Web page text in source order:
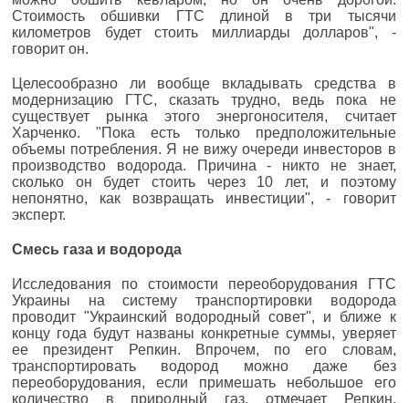
Стоимость обшивки ГТС длиной в три тысячи
километров будет стоить миллиарды долларов", -
говорит он.
Целесообразно ли вообще вкладывать средства в
модернизацию ГТС, сказать трудно, ведь пока не
существует рынка этого энергоносителя, считает
Харченко. "Пока есть только предположительные
объемы потребления. Я не вижу очереди инвесторов в
производство водорода. Причина - никто не знает,
сколько он будет стоить через 10 лет, и поэтому
непонятно, как возвращать инвестиции", - говорит
эксперт.
Смесь газа и водорода
Исследования по стоимости переоборудования ГТС
Украины на систему транспортировки водорода
проводит "Украинский водородный совет", и ближе к
концу года будут названы конкретные суммы, уверяет
ее президент Репкин. Впрочем, по его словам,
транспортировать водород можно даже без
переоборудования, если примешать небольшое его
количество в природный газ, отмечает Репкин.